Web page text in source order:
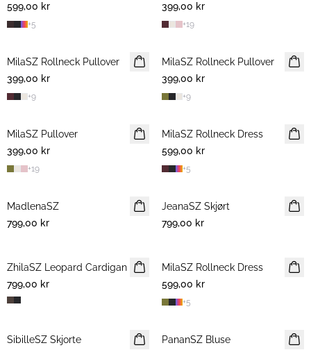
599,00 kr
+5
399,00 kr
+19
NYHET
MilaSZ Rollneck Pullover
399,00 kr
+9
NYHET
MilaSZ Rollneck Pullover
399,00 kr
+9
NYHET
MilaSZ Pullover
399,00 kr
+19
NYHET
MilaSZ Rollneck Dress
599,00 kr
+5
NYHET
MadlenaSZ
799,00 kr
NYHET
JeanaSZ Skjørt
799,00 kr
ZhilaSZ Leopard Cardigan
799,00 kr
NYHET
MilaSZ Rollneck Dress
599,00 kr
+5
NYHET
SibilleSZ Skjorte
NYHET
PananSZ Bluse